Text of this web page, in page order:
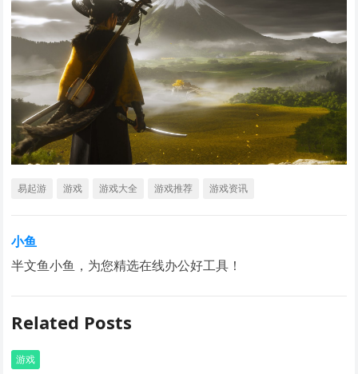
易起游 游戏 游戏大全 游戏推荐 游戏资讯
小鱼
半文鱼小鱼，为您精选在线办公好工具！
Related Posts
游戏